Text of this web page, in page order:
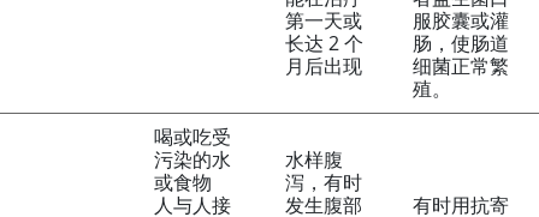
第一天或
长达 2 个
月后出现
服胶囊或灌
肠，使肠道
细菌正常繁
殖。
喝或吃受
污染的水
或食物
人与人接
水样腹
泻，有时
发生腹部
有时用抗寄